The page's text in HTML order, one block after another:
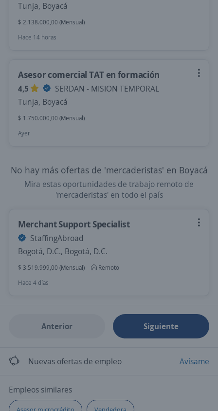
Tunja, Boyacá
$ 2.138.000,00 (Mensual)
Hace 14 horas
Asesor comercial TAT en formación
4,5
SERDAN - MISION TEMPORAL
Tunja, Boyacá
$ 1.750.000,00 (Mensual)
Ayer
No hay más ofertas de 'mercaderistas' en Boyacá
Mira estas oportunidades de trabajo remoto de
'mercaderistas' en todo el país
Merchant Support Specialist
StaffingAbroad
Bogotá, D.C., Bogotá, D.C.
$ 3.519.999,00 (Mensual)
Remoto
Hace 4 días
Anterior Siguiente
Nuevas ofertas de empleo Avísame
Empleos similares